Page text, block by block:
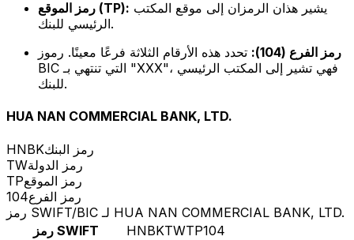
رمز الموقع (TP):
الرئيسي للبنك.
رمز الفرع (104):
تحدد هذه الأرقام الثلاثة فرعًا معينًا. رموز
BIC التي تنتهي بـ "XXX"، فهي تشير إلى المكتب الرئيسي
للبنك.
HUA NAN COMMERCIAL BANK, LTD.
HNBKرمز البنك
TWرمز الدولة
TPرمز الموقع
104رمز الفرع
رمز SWIFT/BIC لـ HUA NAN COMMERCIAL BANK, LTD.
رمز SWIFT
HNBKTWTP104